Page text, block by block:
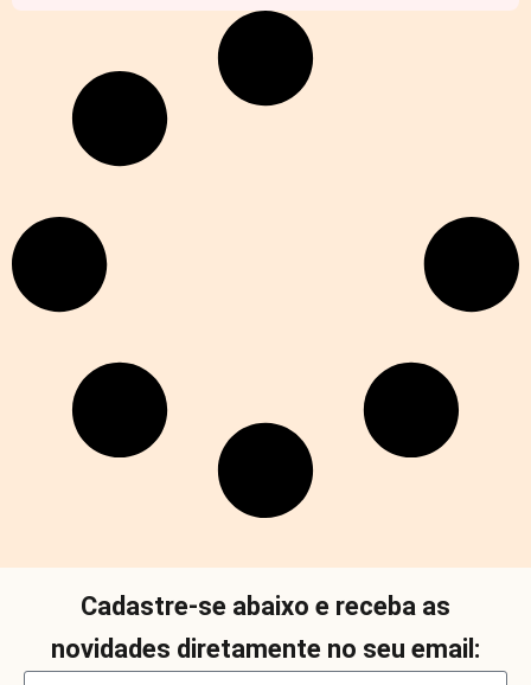
Cadastre-se abaixo e receba as
novidades diretamente no seu email: